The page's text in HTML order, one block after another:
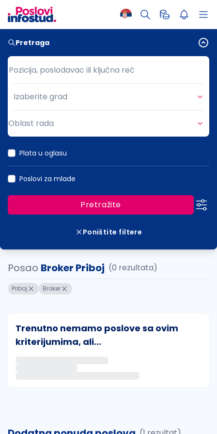
Pretraga
Pozicija, poslodavac ili ključna reč
Pozicija, poslodavac ili ključna reč
Grad
Izaberite grad
Oblast rada
Plata u oglasu
Poslovi za mlade
Pretražite
Poništite filtere
Posao Broker Priboj (0 rezultata)
Priboj Broker
Trenutno nemamo poslove sa ovim
kriterijumima, ali...